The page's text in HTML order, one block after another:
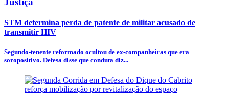
STM determina perda de patente de militar acusado de
transmitir HIV
Segundo-tenente reformado ocultou de ex-companheiras que era
soropositivo. Defesa disse que conduta diz...